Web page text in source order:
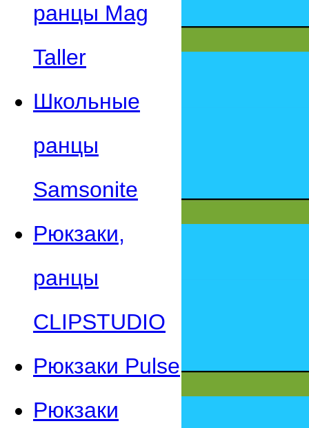
ранцы Mag
Taller
Школьные
ранцы
Samsonite
Рюкзаки,
ранцы
CLIPSTUDIO
Рюкзаки Pulse
Рюкзаки